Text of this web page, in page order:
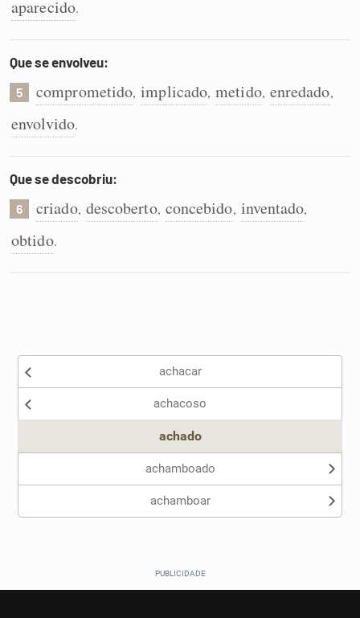
aparecido.
Que se envolveu:
5 comprometido, implicado, metido, enredado,
envolvido.
Que se descobriu:
6 criado, descoberto, concebido, inventado,
obtido.
achacar
achacoso
achado
achamboado
achamboar